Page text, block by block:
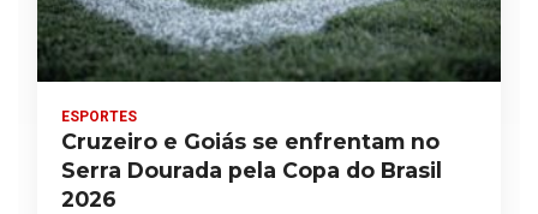
ESPORTES
Cruzeiro e Goiás se enfrentam no
Serra Dourada pela Copa do Brasil
2026